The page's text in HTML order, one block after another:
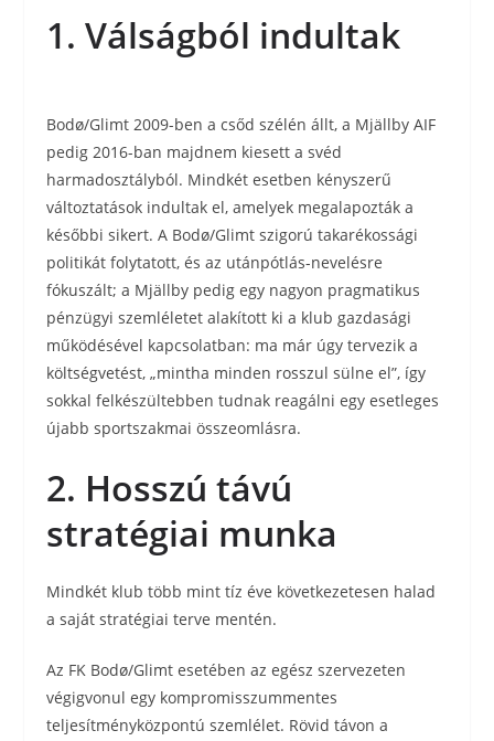
1. Válságból indultak
Bodø/Glimt 2009-ben a csőd szélén állt, a Mjällby AIF
pedig 2016-ban majdnem kiesett a svéd
harmadosztályból. Mindkét esetben kényszerű
változtatások indultak el, amelyek megalapozták a
későbbi sikert. A Bodø/Glimt szigorú takarékossági
politikát folytatott, és az utánpótlás-nevelésre
fókuszált; a Mjällby pedig egy nagyon pragmatikus
pénzügyi szemléletet alakított ki a klub gazdasági
működésével kapcsolatban: ma már úgy tervezik a
költségvetést, „mintha minden rosszul sülne el”, így
sokkal felkészültebben tudnak reagálni egy esetleges
újabb sportszakmai összeomlásra.
2. Hosszú távú
stratégiai munka
Mindkét klub több mint tíz éve következetesen halad
a saját stratégiai terve mentén.
Az FK Bodø/Glimt esetében az egész szervezeten
végigvonul egy kompromisszummentes
teljesítményközpontú szemlélet. Rövid távon a